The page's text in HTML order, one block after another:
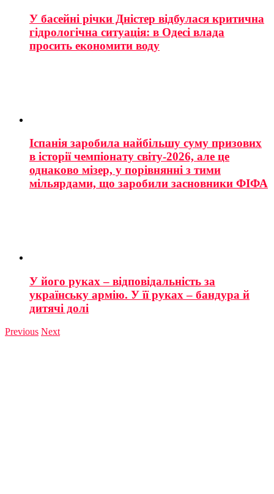
У басейні річки Дністер відбулася критична
гідрологічна ситуація: в Одесі влада
просить економити воду
Іспанія заробила найбільшу суму призових
в історії чемпіонату світу-2026, але це
однаково мізер, у порівнянні з тими
мільярдами, що заробили засновники ФІФА
У його руках – відповідальність за
українську армію. У її руках – бандура й
дитячі долі
Previous Next